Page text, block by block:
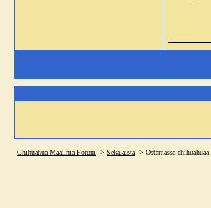
Chihuahua Maailma Forum -> Sekalaista -> Ostamassa chihuahuaa